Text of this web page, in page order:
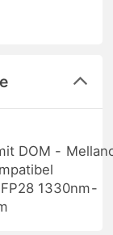
DOM -
1330nm-